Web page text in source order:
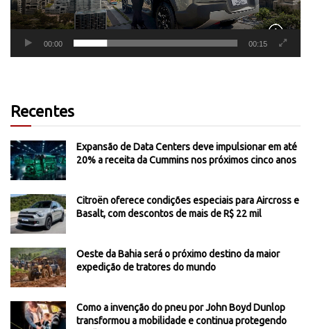
00:00 00:15
Recentes
Expansão de Data Centers deve impulsionar em até
20% a receita da Cummins nos próximos cinco anos
Citroën oferece condições especiais para Aircross e
Basalt, com descontos de mais de R$ 22 mil
Oeste da Bahia será o próximo destino da maior
expedição de tratores do mundo
Como a invenção do pneu por John Boyd Dunlop
transformou a mobilidade e continua protegendo